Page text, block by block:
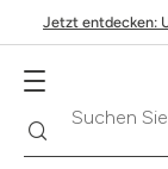
Jetzt entdecken:
Suchen